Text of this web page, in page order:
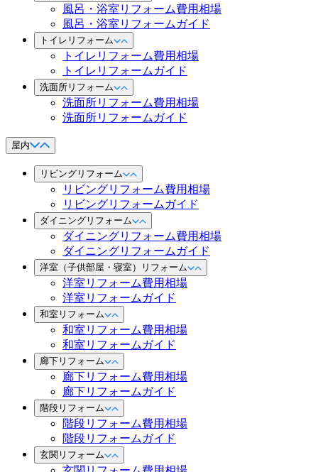
風呂・浴室リフォーム費用相場
風呂・浴室リフォームガイド
トイレリフォーム
トイレリフォーム費用相場
トイレリフォームガイド
洗面所リフォーム
洗面所リフォーム費用相場
洗面所リフォームガイド
屋内
リビングリフォーム
リビングリフォーム費用相場
リビングリフォームガイド
ダイニングリフォーム
ダイニングリフォーム費用相場
ダイニングリフォームガイド
洋室（子供部屋・寝室）リフォーム
洋室リフォーム費用相場
洋室リフォームガイド
和室リフォーム
和室リフォーム費用相場
和室リフォームガイド
廊下リフォーム
廊下リフォーム費用相場
廊下リフォームガイド
階段リフォーム
階段リフォーム費用相場
階段リフォームガイド
玄関リフォーム